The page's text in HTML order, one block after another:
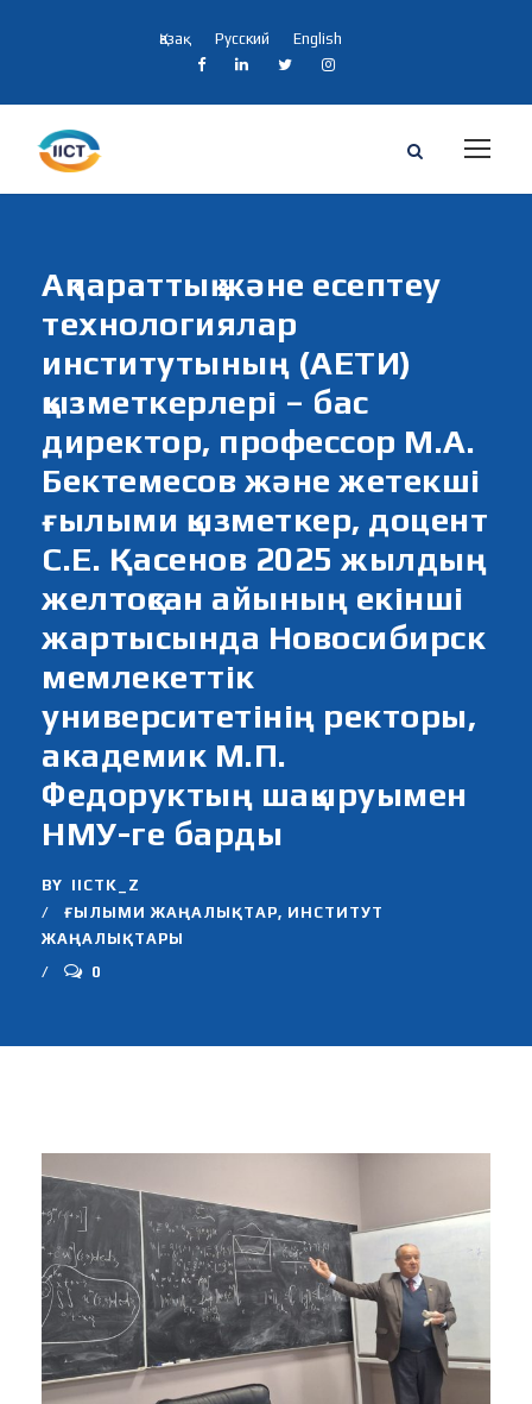
Қазақ Русский English
Ақпараттық және есептеу
технологиялар
институтының (АЕТИ)
қызметкерлері – бас
директор, профессор М.А.
Бектемесов және жетекші
ғылыми қызметкер, доцент
С.Е. Қасенов 2025 жылдың
желтоқсан айының екінші
жартысында Новосибирск
мемлекеттік
университетінің ректоры,
академик М.П.
Федоруктың шақыруымен
НМУ-ге барды
BY IICTK_Z
ҒЫЛЫМИ ЖАҢАЛЫҚТАР, ИНСТИТУТ
ЖАҢАЛЫҚТАРЫ
0